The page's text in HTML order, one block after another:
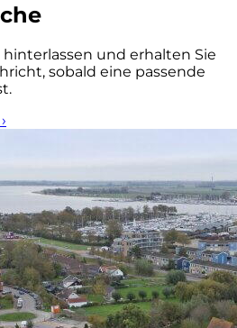
hinterlassen und erhalten Sie
sobald eine passende
›